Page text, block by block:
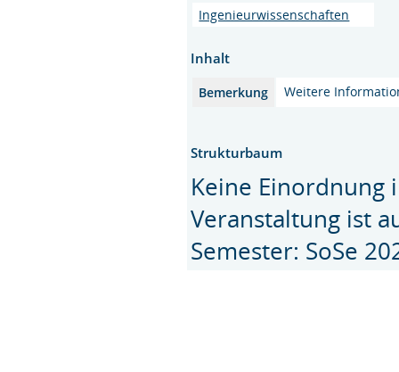
Ingenieurwissenschaften
Inhalt
Bemerkung Weitere
Strukturbaum
Keine Einordnung
Veranstaltung ist
Semester: SoSe